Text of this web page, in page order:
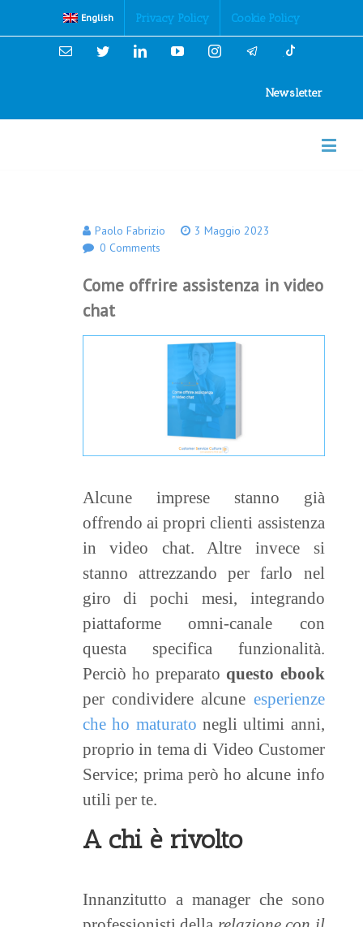
English Privacy Policy Cookie Policy
Email TwitterLinkedinYouTubeInstagram
Newsletter
Paolo Fabrizio
3 Maggio 2023
0 Comments
Come offrire assistenza in video
chat
Alcune imprese stanno già
offrendo ai propri clienti assistenza
in video chat. Altre invece si
stanno attrezzando per farlo nel
giro di pochi mesi, integrando
piattaforme omni-canale con
questa specifica funzionalità.
Perciò ho preparato questo ebook
per condividere alcune esperienze
che ho maturato negli ultimi anni,
proprio in tema di Video Customer
Service; prima però ho alcune info
utili per te.
A chi è rivolto
Innanzitutto a manager che sono
Cookies Policy